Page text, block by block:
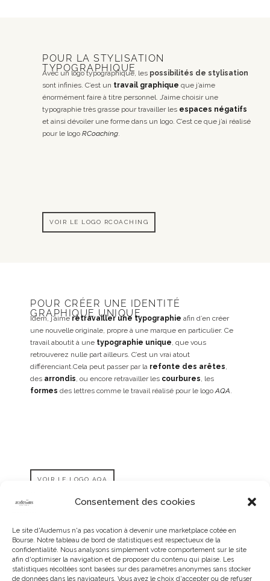
Consentement des cookies
Le site d'Audemus n'a pas vocation à devenir une marketplace cotée en
Bourse. Notre tableau de bord de statistiques est respectueux de la
confidentialité. Nous analysons simplement votre comportement sur le site
afin d'optimiser la navigation et de proposer du contenu qui plaise. Les
statistiques récoltées sont basées sur des paramètres anonymes sans stocker
de données dans les navigateurs. Vous avez le choix d'accepter ou de refuser
POUR LA STYLISATION
TYPOGRAPHIQUE
Avec un logo typographique, les possibilités de stylisation
sont infinies. C’est un travail graphique que j’aime
énormément faire à titre personnel. J’aime choisir une
typographie très grasse pour travailler les espaces négatifs
et ainsi dévoiler une forme dans un logo. C’est ce que j’ai réalisé
pour le logo RCoaching.
VOIR LE LOGO RCOACHING
POUR CRÉER UNE IDENTITÉ
GRAPHIQUE UNIQUE
Idem, j’aime retravailler une typographie afin d’en créer
une nouvelle originale, propre à une marque en particulier. Ce
travail aboutit à une typographie unique, que vous
retrouverez nulle part ailleurs. C’est un vrai atout
différenciant.Cela peut passer par la refonte des arêtes,
des arrondis, ou encore retravailler les courbures, les
formes des lettres comme le travail réalisé pour le logoAQA.
VOIR LE LOGO AQA